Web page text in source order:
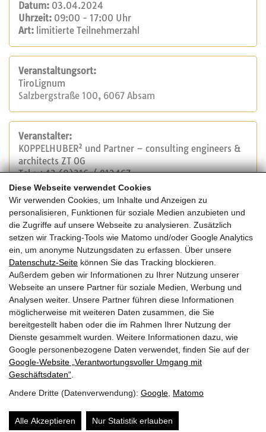
Diese Webseite verwendet Cookies
Wir verwenden Cookies, um Inhalte und Anzeigen zu
personalisieren, Funktionen für soziale Medien anzubieten und
die Zugriffe auf unsere Webseite zu analysieren. Zusätzlich
setzen wir Tracking-Tools wie Matomo und/oder Google Analytics
ein, um anonyme Nutzungsdaten zu erfassen. Über unsere
Datenschutz-Seite können Sie das Tracking blockieren.
Außerdem geben wir Informationen zu Ihrer Nutzung unserer
Webseite an unsere Partner für soziale Medien, Werbung und
Analysen weiter. Unsere Partner führen diese Informationen
möglicherweise mit weiteren Daten zusammen, die Sie
bereitgestellt haben oder die im Rahmen Ihrer Nutzung der
Dienste gesammelt wurden. Weitere Informationen dazu, wie
Google personenbezogene Daten verwendet, finden Sie auf der
Google‑Website „Verantwortungsvoller Umgang mit
Geschäftsdaten“
Andere Dritte (Datenverwendung): Google Matomo
Alle Akzeptieren Nur Statistik erlauben
Datum: 03.04.2024
Uhrzeit: 09:00 - 17:00 Uhr
Art: limitierte Teilnehmerzahl
Veranstaltungsort:
TiroLignum
Salzbergstraße 100, 6067 Absam
Veranstalter:
KOPPELHUBER² und Partner – consulting engineers &
architects ZT OG
Tel.: +43 (0)316 / 812467
E-Mail:office@koppelhuber-partner.at
Website
Kosten:
KOSTEN 450 € exkl.
10 % Rabatt ab der 2. Person je Unternehmen inkl. der
Seminarunterlagen
Im Betrag inbegriffen sind die Seminarunterlagen in
gedruckter und digitaler Form, Getränke und Imbiss.
Zurück zur Übersicht
© 2026 | Dein Date mit Holz.powered byKOPPELHUBER² und
Partner ZT OG
|